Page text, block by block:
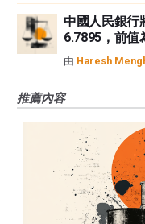
中國人民銀行
6.7895，前值
由 Haresh
推薦內容